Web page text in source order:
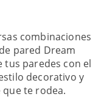
combinaciones
pared Dream
tus paredes con el
decorativo y
te rodea.